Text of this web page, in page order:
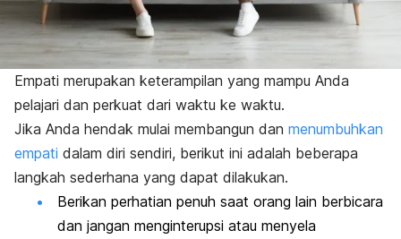
Empati merupakan keterampilan yang mampu Anda
pelajari dan perkuat dari waktu ke waktu.
Jika Anda hendak mulai membangun dan menumbuhkan
empati dalam diri sendiri, berikut ini adalah beberapa
langkah sederhana yang dapat dilakukan.
Berikan perhatian penuh saat orang lain berbicara
dan jangan menginterupsi atau menyela